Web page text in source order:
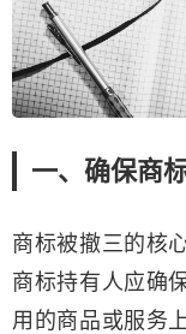
一、确保商
商标被撤三的核
商标持有人应确
用的商品或服务